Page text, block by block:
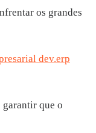
os grandes
dev.erp
que o